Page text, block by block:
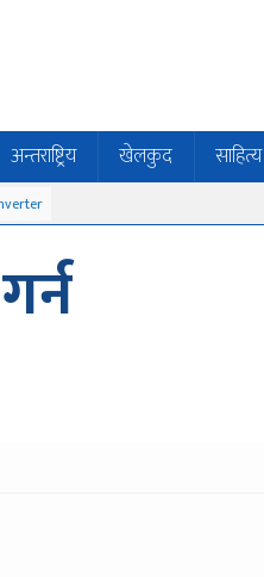
अन्तराष्ट्रिय खेलकुद साहित्य